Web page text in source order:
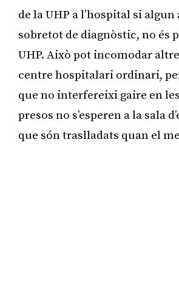
de la UHP a l’hospital si
sobretot de diagnòstic, no és
UHP. Això pot incomodar
centre hospitalari ordinari,
que no interfereixi gaire en
presos no s’esperen a la sala
que són traslladats quan el